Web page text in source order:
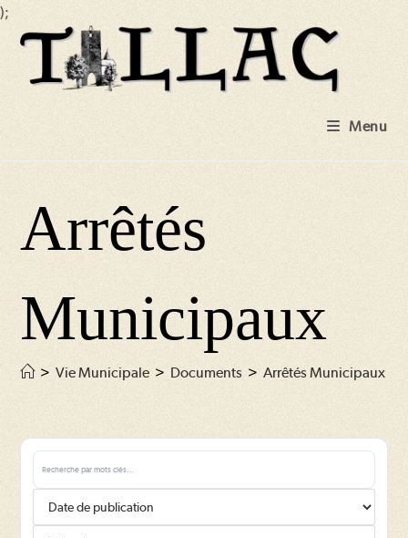
);
Skip
content
Menu
Arrêtés
Municipaux
> Vie Municipale > Documents > Arrêtés Municipaux